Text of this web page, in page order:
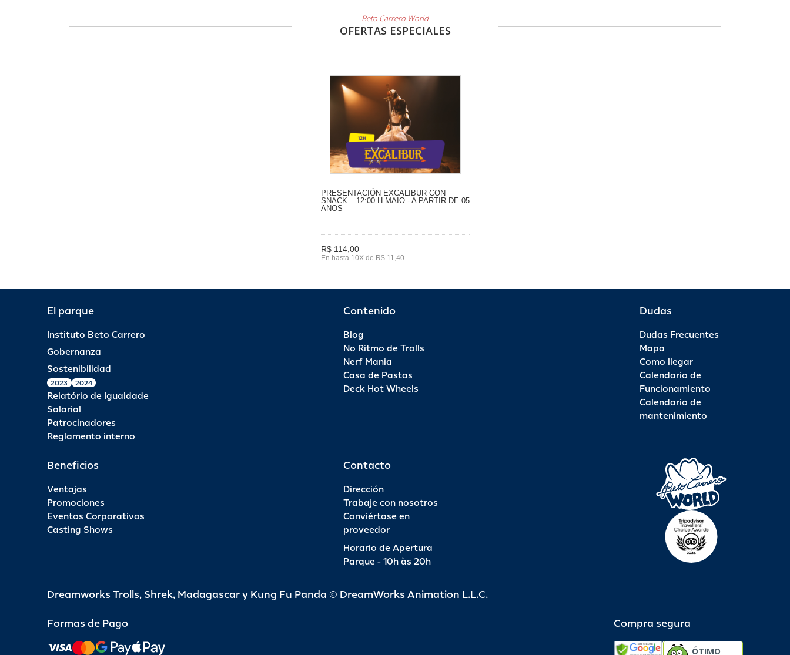
Beto Carrero World
OFERTAS ESPECIALES
PRESENTACIÓN EXCALIBUR CON
SNACK – 12:00 H MAIO - A PARTIR DE 05
ANOS
R$ 114,00
En hasta 10X de R$ 11,40
El parque
Instituto Beto Carrero
Gobernanza
Sostenibilidad
2023 2024
Relatório de Igualdade
Salarial
Patrocinadores
Reglamento interno
Contenido
Blog
No Ritmo de Trolls
Nerf Mania
Casa de Pastas
Deck Hot Wheels
Dudas
Dudas Frecuentes
Mapa
Como llegar
Calendario de
Funcionamiento
Calendario de
mantenimiento
Beneficios
Ventajas
Promociones
Eventos Corporativos
Casting Shows
Contacto
Dirección
Trabaje con nosotros
Conviértase en
proveedor
Horario de Apertura
Parque - 10h às 20h
Dreamworks Trolls, Shrek, Madagascar y Kung Fu Panda © DreamWorks Animation L.L.C.
Formas de Pago Compra segura
ÓTIMO